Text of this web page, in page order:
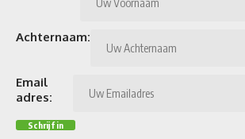
Achternaam:
Email
adres: